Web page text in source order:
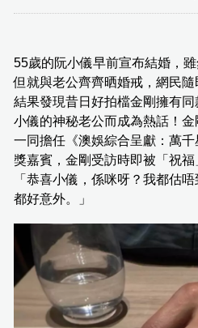
55歲的阮小儀早前宣布結婚，
但就與老公齊齊晒婚戒，網民隨
結果發現昔日好拍檔金剛擁有
小儀的神秘老公而成為熱話！
一同擔任《澳娛綜合呈獻：萬
獎嘉賓，金剛受訪時即被「祝福
「恭喜小儀，係咪呀？我都估
都好意外。」